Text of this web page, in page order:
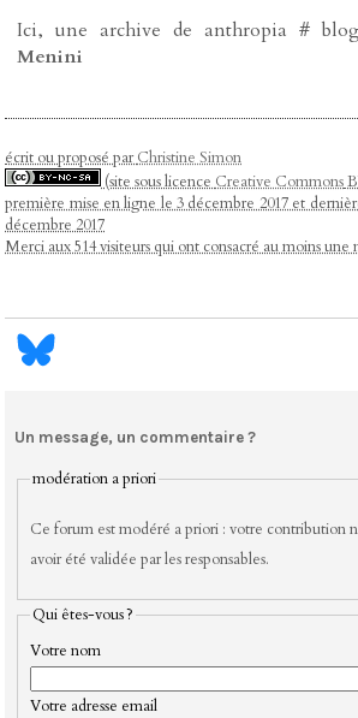
Ici, une archive de anthropia #
Menini
écrit ou proposé parChristine Simon
(site sous licence Creative Commons
première mise en ligne le 3 décembre 2017 et
décembre 2017
Merci aux 514 visiteurs qui ont consacré au moins
Un message, un commentaire ?
modération a priori
Ce forum est modéré a priori : votre contribution
avoir été validée par les responsables.
Qui êtes-vous ?
Votre nom
Votre adresse email